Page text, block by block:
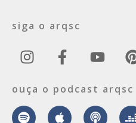
siga o arqsc
ouça o podcast arqsc